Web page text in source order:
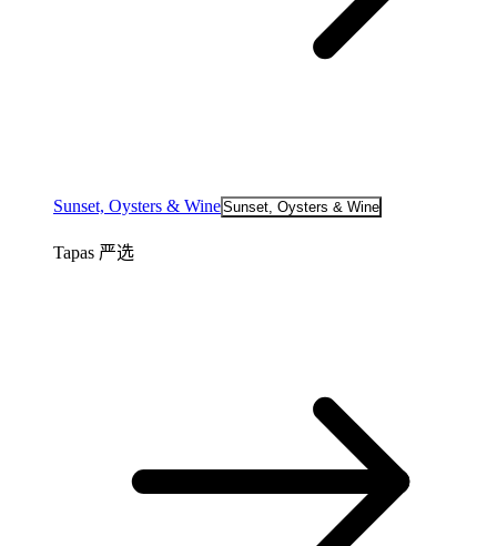
Sunset, Oysters & WineSunset, Oysters & Wine
Tapas 严选